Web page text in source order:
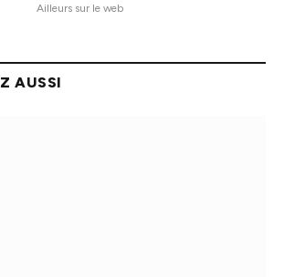
Ailleurs sur le web
AUSSI